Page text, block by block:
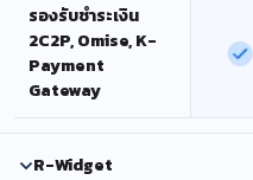
รองรับชำระเงิน
2C2P, Omise, K-
Payment
Gateway
R-Widget